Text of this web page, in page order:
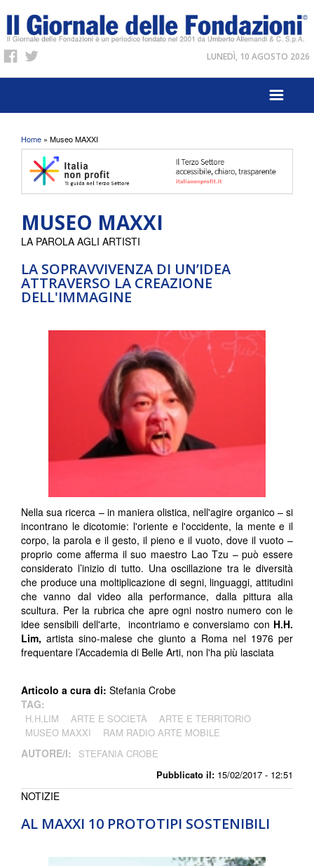
LUNEDÌ, 10 AGOSTO 2026
Tu sei qui
Home » Museo MAXXI
MUSEO MAXXI
LA SOPRAVVIVENZA DI UN’IDEA
ATTRAVERSO LA CREAZIONE
DELL'IMMAGINE
Pubblicato il: 15/02/2017 - 12:51
LA PAROLA AGLI ARTISTI
Nella sua ricerca – in maniera olistica, nell'agire organico – si
incontrano le dicotomie: l'oriente e l'occidente, la mente e il
corpo, la parola e il gesto, il pieno e il vuoto, dove il vuoto –
proprio come afferma il suo maestro Lao Tzu – può essere
considerato l’inizio di tutto. Una oscillazione tra le diversità
che produce una moltiplicazione di segni, linguaggi, attitudini
che vanno dal video alla performance, dalla pittura alla
scultura. Per la rubrica che apre ogni nostro numero con le
idee sensibili dell'arte, incontriamo e conversiamo con H.H.
Lim, artista sino-malese che giunto a Roma nel 1976 per
frequentare l’Accademia di Belle Arti, non l'ha più lasciata
Articolo a cura di: Stefania Crobe
TAG:
H.H.LIM ARTE E SOCIETÀ
ARTE E TERRITORIO
MUSEO MAXXI
RAM RADIO ARTE MOBILE
AUTORE/I: STEFANIA CROBE
AL MAXXI 10 PROTOTIPI SOSTENIBILI
NOTIZIE